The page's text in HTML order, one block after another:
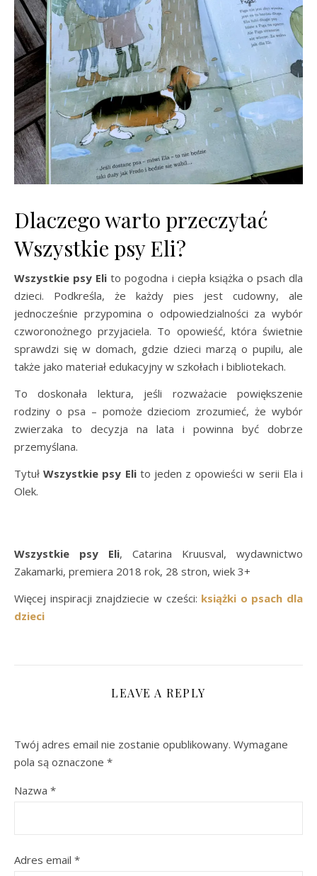
Dlaczego warto przeczytać
Wszystkie psy Eli?
Wszystkie psy Eli to pogodna i ciepła książka o psach dla
dzieci. Podkreśla, że każdy pies jest cudowny, ale
jednocześnie przypomina o odpowiedzialności za wybór
czworonożnego przyjaciela. To opowieść, która świetnie
sprawdzi się w domach, gdzie dzieci marzą o pupilu, ale
także jako materiał edukacyjny w szkołach i bibliotekach.
To doskonała lektura, jeśli rozważacie powiększenie
rodziny o psa – pomoże dzieciom zrozumieć, że wybór
zwierzaka to decyzja na lata i powinna być dobrze
przemyślana.
TytułWszystkie psy Elito jeden z opowieści w serii Ela i
Olek.
Wszystkie psy Eli, Catarina Kruusval, wydawnictwo
Zakamarki, premiera 2018 rok, 28 stron, wiek 3+
Więcej inspiracji znajdziecie w cześci: książki o psach dla
dzieci
LEAVE A REPLY
Twój adres email nie zostanie opublikowany. Wymagane
pola są oznaczone *
Nazwa *
Adres email *